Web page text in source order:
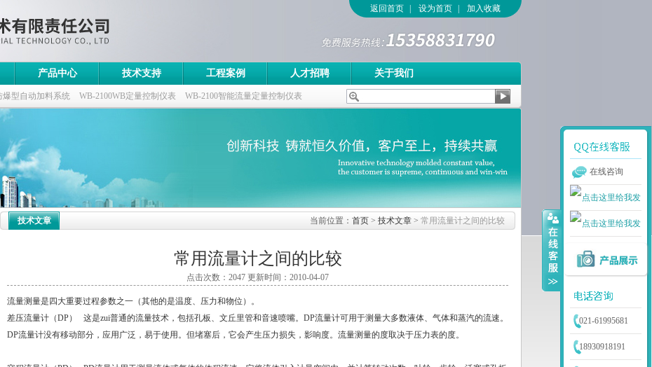
返回首页 设为首页 加入收藏
产品中心 技术支持 工程案例 人才招聘 关于我们
爆型自动加料系统 WB-2100WB定量控制仪表 WB-2100智能流量定量控制仪表
车控制仪
技术文章 当前位置： 首页 > 技术文章 > 常用流量计之间的比较
常用流量计之间的比较
点击次数：2047 更新时间：2010-04-07
流量测量是四大重要过程参数之一（其他的是温度、压力和物位）。
差压流量计（DP） 这是zui普通的流量技术，包括孔板、文丘里管和音速喷嘴。DP流量计可用于测量大多数液体、气体和蒸汽的流速。
DP流量计没有移动部分，应用广泛，易于使用。但堵塞后，它会产生压力损失，影响度。流量测量的度取决于压力表的度。
在线咨询
021-61995681
18930918191